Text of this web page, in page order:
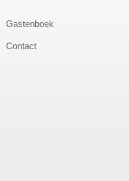
Gastenboek
Contact